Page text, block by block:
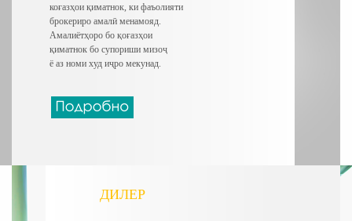
коғазҳои қиматнок, ки фаъолияти
брокериро амалӣ менамояд.
Амалиётҳоро бо қоғазҳои
қиматнок бо супориши мизоҷ
ё аз номи худ иҷро мекунад.
ДИЛЕР